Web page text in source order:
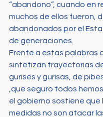
“abandono”, cuando en
muchos de ellos fueron,
abandonados por el
de generaciones.
Frente a estas palabras
sintetizan trayectorias
gurises y gurisas, de
,que seguro todos
el gobierno sostiene que
medidas no son atacar